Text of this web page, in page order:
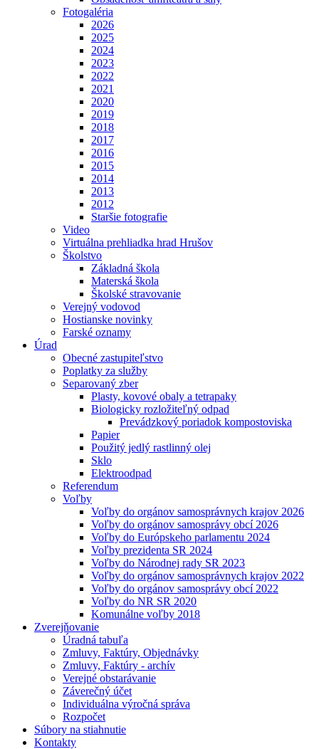
Fotogaléria
2026
2025
2024
2023
2022
2021
2020
2019
2018
2017
2016
2015
2014
2013
2012
Staršie fotografie
Video
Virtuálna prehliadka hrad Hrušov
Školstvo
Základná škola
Materská škola
Školské stravovanie
Verejný vodovod
Hostianske novinky
Farské oznamy
Úrad
Obecné zastupiteľstvo
Poplatky za služby
Separovaný zber
Plasty, kovové obaly a tetrapaky
Biologicky rozložiteľný odpad
Prevádzkový poriadok kompostoviska
Papier
Použitý jedlý rastlinný olej
Sklo
Elektroodpad
Referendum
Voľby
Voľby do orgánov samosprávnych krajov 2026
Voľby do orgánov samosprávy obcí 2026
Voľby do Európskeho parlamentu 2024
Voľby prezidenta SR 2024
Voľby do Národnej rady SR 2023
Voľby do orgánov samosprávnych krajov 2022
Voľby do orgánov samosprávy obcí 2022
Voľby do NR SR 2020
Komunálne voľby 2018
Zverejňovanie
Úradná tabuľa
Zmluvy, Faktúry, Objednávky
Zmluvy, Faktúry - archív
Verejné obstarávanie
Záverečný účet
Individuálna výročná správa
Rozpočet
Súbory na stiahnutie
Kontakty